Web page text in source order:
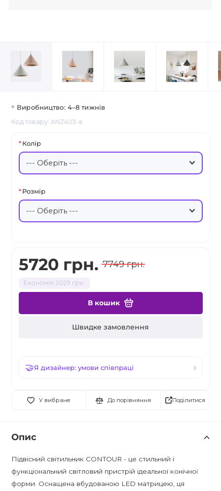
Виробництво: 4–8 тижнів
Код товару: ANZ403-a
5720 грн. 7749 грн.
Економія 2029 грн.
В кошик
Швидке замовлення
Я дизайнер: умови співпраці
У вибране До порівняння
Колір
Розмір
Поділитися
Опис
Підвісний світильник CONTOUR - це стильний і
функціональний світловий пристрій ідеальної конічної
форми. Оснащена вбудованою LED матрицею, ця